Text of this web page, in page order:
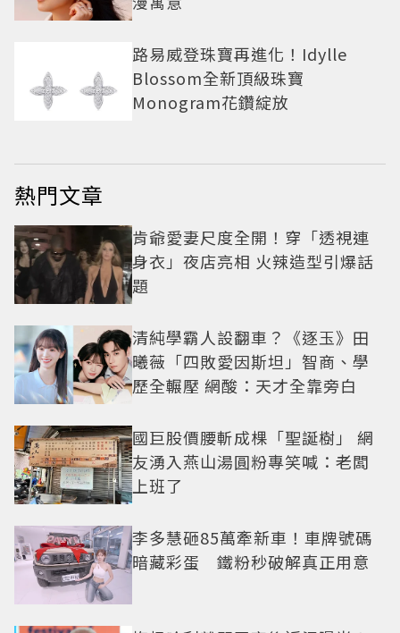
路易威登珠寶再進化！Idylle
Blossom全新頂級珠寶
Monogram花鑽綻放
熱門文章
肯爺愛妻尺度全開！穿「透視連
身衣」夜店亮相 火辣造型引爆話
題
清純學霸人設翻車？《逐玉》田
曦薇「四敗愛因斯坦」智商、學
歷全輾壓 網酸：天才全靠旁白
國巨股價腰斬成棵「聖誕樹」 網
友湧入燕山湯圓粉專笑喊：老闆
上班了
李多慧砸85萬牽新車！車牌號碼
暗藏彩蛋 鐵粉秒破解真正用意